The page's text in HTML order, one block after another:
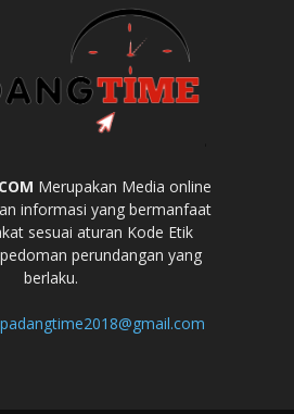
Merupakan Media online
informasi yang bermanfaat
sesuai aturan Kode Etik
perundangan yang
berlaku.
padangtime2018@gmail.com